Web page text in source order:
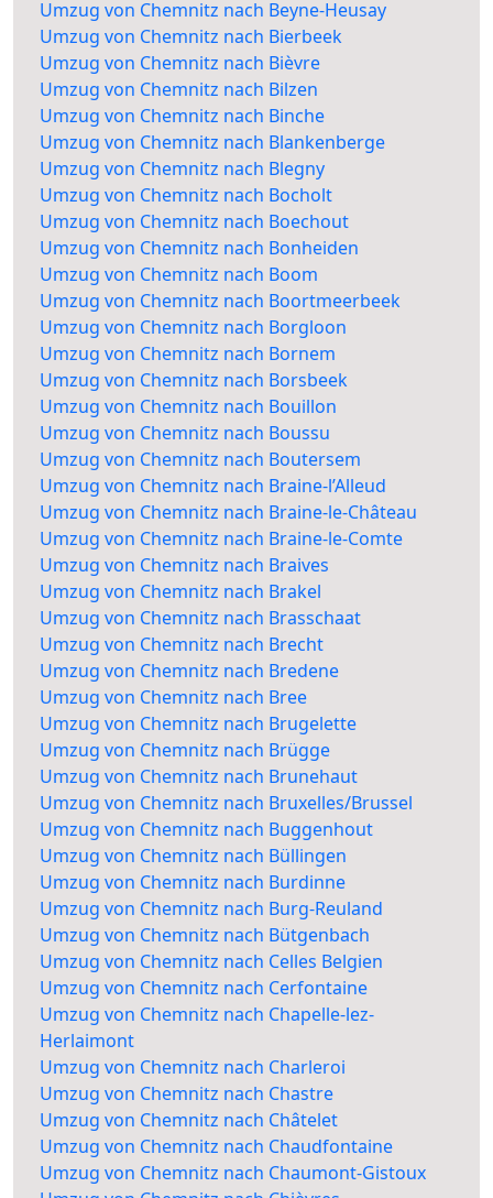
Umzug von Chemnitz nach Beyne-Heusay
Umzug von Chemnitz nach Bierbeek
Umzug von Chemnitz nach Bièvre
Umzug von Chemnitz nach Bilzen
Umzug von Chemnitz nach Binche
Umzug von Chemnitz nach Blankenberge
Umzug von Chemnitz nach Blegny
Umzug von Chemnitz nach Bocholt
Umzug von Chemnitz nach Boechout
Umzug von Chemnitz nach Bonheiden
Umzug von Chemnitz nach Boom
Umzug von Chemnitz nach Boortmeerbeek
Umzug von Chemnitz nach Borgloon
Umzug von Chemnitz nach Bornem
Umzug von Chemnitz nach Borsbeek
Umzug von Chemnitz nach Bouillon
Umzug von Chemnitz nach Boussu
Umzug von Chemnitz nach Boutersem
Umzug von Chemnitz nach Braine-l’Alleud
Umzug von Chemnitz nach Braine-le-Château
Umzug von Chemnitz nach Braine-le-Comte
Umzug von Chemnitz nach Braives
Umzug von Chemnitz nach Brakel
Umzug von Chemnitz nach Brasschaat
Umzug von Chemnitz nach Brecht
Umzug von Chemnitz nach Bredene
Umzug von Chemnitz nach Bree
Umzug von Chemnitz nach Brugelette
Umzug von Chemnitz nach Brügge
Umzug von Chemnitz nach Brunehaut
Umzug von Chemnitz nach Bruxelles/Brussel
Umzug von Chemnitz nach Buggenhout
Umzug von Chemnitz nach Büllingen
Umzug von Chemnitz nach Burdinne
Umzug von Chemnitz nach Burg-Reuland
Umzug von Chemnitz nach Bütgenbach
Umzug von Chemnitz nach Celles Belgien
Umzug von Chemnitz nach Cerfontaine
Umzug von Chemnitz nach Chapelle-lez-
Herlaimont
Umzug von Chemnitz nach Charleroi
Umzug von Chemnitz nach Chastre
Umzug von Chemnitz nach Châtelet
Umzug von Chemnitz nach Chaudfontaine
Umzug von Chemnitz nach Chaumont-Gistoux